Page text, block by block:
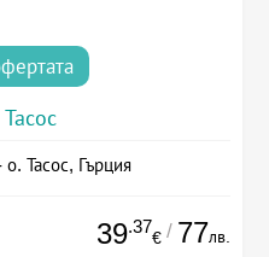
Тасос, Гърция
39.37
€ / 77лв.